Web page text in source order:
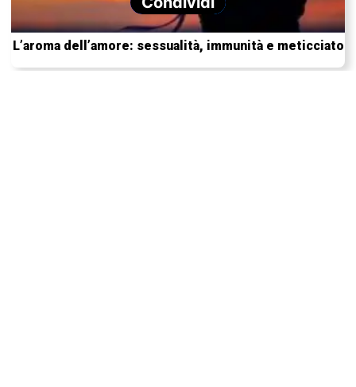
L’aroma dell’amore: sessualità, immunità e meticciato